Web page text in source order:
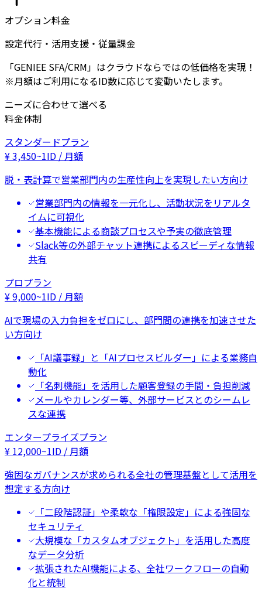
オプション料金
設定代行・活用支援・従量課金
「GENIEE SFA/CRM」はクラウドならではの低価格を実現！
※月額はご利用になるID数に応じて変動いたします。
ニーズに合わせて選べる
料金体制
スタンダードプラン
¥3,450~1ID / 月額
脱・表計算で営業部門内の生産性向上を実現したい方向け
営業部門内の情報を一元化し、活動状況をリアルタ
イムに可視化
基本機能による商談プロセスや予実の徹底管理
Slack等の外部チャット連携によるスピーディな情報
共有
プロプラン
¥9,000~1ID / 月額
AIで現場の入力負担をゼロにし、部門間の連携を加速させた
い方向け
「AI議事録」と「AIプロセスビルダー」による業務自
動化
「名刺機能」を活用した顧客登録の手間・負担削減
メールやカレンダー等、外部サービスとのシームレ
スな連携
エンタープライズプラン
¥ 12,000~1ID / 月額
強固なガバナンスが求められる全社の管理基盤として活用を
想定する方向け
「二段階認証」や柔軟な「権限設定」による強固な
セキュリティ
大規模な「カスタムオブジェクト」を活用した高度
なデータ分析
拡張されたAI機能による、全社ワークフローの自動
化と統制